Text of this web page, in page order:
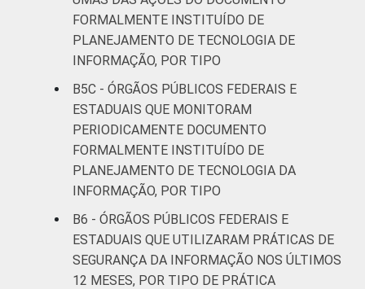
FORMALMENTE INSTITUÍDO DE
PLANEJAMENTO DE TECNOLOGIA DE
INFORMAÇÃO, POR TIPO
B5C - ÓRGÃOS PÚBLICOS FEDERAIS E
ESTADUAIS QUE MONITORAM
PERIODICAMENTE DOCUMENTO
FORMALMENTE INSTITUÍDO DE
PLANEJAMENTO DE TECNOLOGIA DA
INFORMAÇÃO, POR TIPO
B6 - ÓRGÃOS PÚBLICOS FEDERAIS E
ESTADUAIS QUE UTILIZARAM PRÁTICAS DE
SEGURANÇA DA INFORMAÇÃO NOS ÚLTIMOS
12 MESES, POR TIPO DE PRÁTICA